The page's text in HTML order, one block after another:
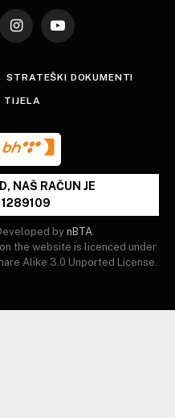
InstagramYouTube
STRATEŠKI DOKUMENTI
TIJELA
NAŠ RAČUN JE
by nBTA.
the website is licenced under
Alike 3.0 Unported License.